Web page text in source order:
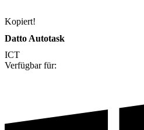
Kopiert!
Datto Autotask
ICT
Verfügbar für: